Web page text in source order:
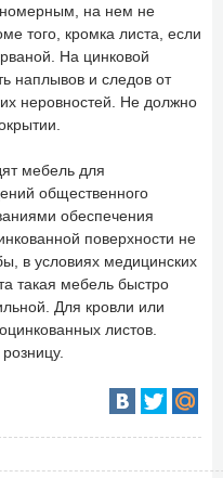
на нем не
того, кромка листа, если
На цинковой
наплывов и следов от
неровностей. Не должно
мебель для
общественного
обеспечения
поверхности не
в условиях медицинских
такая мебель быстро
Для кровли или
листов.